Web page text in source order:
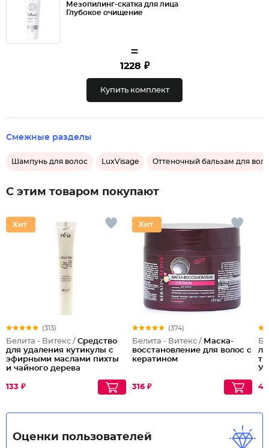
Мезопилинг-скатка для лица
Глубокое очищение
=
1228 ₽
Купить комплект
Смежные разделы
Шампунь для волос LuxVisage Оттеночный бальзам для
С этим товаром покупают
(313)
Белита - Витекс / Средство
для удаления кутикулы с
эфирными маслами пихты
и чайного дерева
133 ₽
(374)
Белита - Витекс / Маска-
восстановление для волос с
кератином
316 ₽
Оценки пользователей